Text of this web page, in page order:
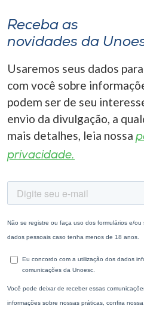
Receba as
novidades da
Usaremos seus dados
com você sobre
podem ser de seu
envio da divulgação, a
mais detalhes, leia nossa
privacidade.